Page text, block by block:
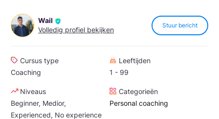
Wail
Volledig profiel bekijken
Stuur bericht
Cursus type
Coaching
Leeftijden
1 - 99
Niveaus
Beginner, Medior,
Experienced, No experience
Categorieën
Personal coaching